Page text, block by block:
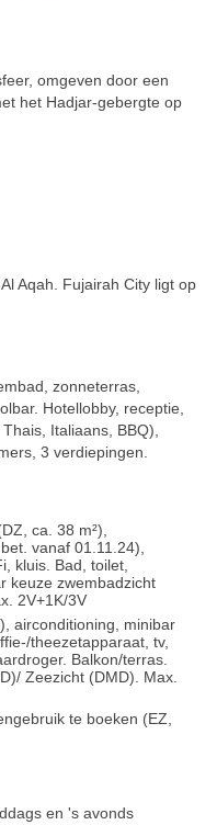
omgeven door een
het Hadjar-gebergte op
Aqah. Fujairah City ligt op
zonneterras,
Hotellobby, receptie,
Italiaans, BBQ),
3 verdiepingen.
ca. 38 m²),
vanaf 01.11.24),
kluis. Bad, toilet,
keuze zwembadzicht
2V+1K/3V
airconditioning, minibar
theezetapparaat, tv,
Balkon/terras.
Zeezicht (DMD). Max.
te boeken (EZ,
en 's avonds